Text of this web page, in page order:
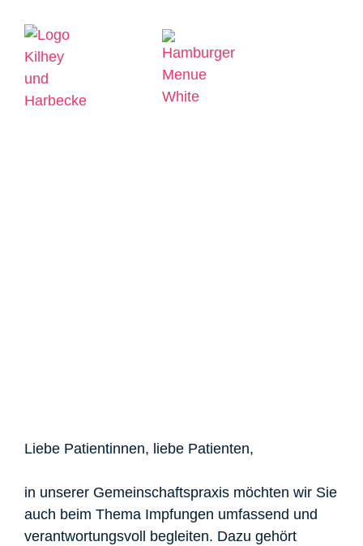
Liebe Patientinnen, liebe Patienten,
in unserer Gemeinschaftspraxis möchten wir Sie
auch beim Thema Impfungen umfassend und
verantwortungsvoll begleiten. Dazu gehört